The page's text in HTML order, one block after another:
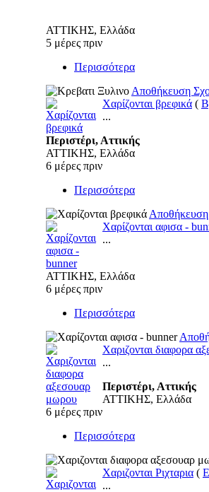
ΑΤΤΙΚΗΣ, Ελλάδα
5 μέρες πριν
Περισσότερα
Αποθήκευση
Χαρίζονται βρεφικά (
...
Περιστέρι, Αττικής
ΑΤΤΙΚΗΣ, Ελλάδα
6 μέρες πριν
Περισσότερα
Αποθήκευση
Χαρίζονται αφισα -
...
ΑΤΤΙΚΗΣ, Ελλάδα
6 μέρες πριν
Περισσότερα
Χαριζονται διαφορα
...
Περιστέρι, Αττικής
ΑΤΤΙΚΗΣ, Ελλάδα
6 μέρες πριν
Περισσότερα
Χαριζονται Ριχταρια (
...